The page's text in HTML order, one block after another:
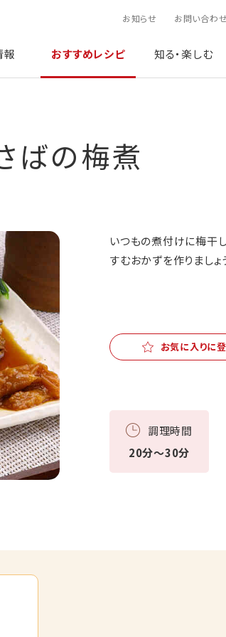
お知らせ お問い合わ
報 おすすめレシピ 知る・楽しむ
ばの梅煮
いつもの煮付けに梅干
すむおかずを作りましょ
お気に入りに
調理時間
20分～30分